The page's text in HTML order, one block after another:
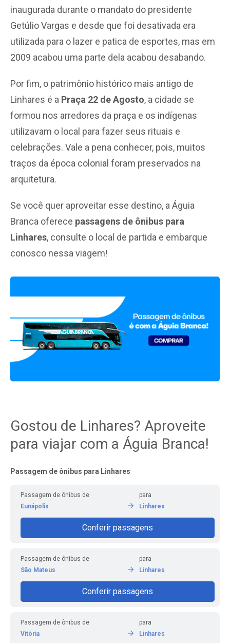
inaugurada durante o mandato do presidente
Getúlio Vargas e desde que foi desativada era
utilizada para o lazer e patica de esportes, mas em
2009 acabou uma parte dela acabou desabando.
Por fim, o patrimônio histórico mais antigo de
Linhares é a Praça 22 de Agosto, a cidade se
formou nos arredores da praça e os indígenas
utilizavam o local para fazer seus rituais e
celebrações. Vale a pena conhecer, pois, muitos
traços da época colonial foram preservados na
arquitetura.
Se você quer aproveitar esse destino, a Águia
Branca oferece passagens de ônibus para
Linhares, consulte o local de partida e embarque
conosco nessa viagem!
Gostou de Linhares? Aproveite
para viajar com a Águia Branca!
Passagem de ônibus para Linhares
Passagem de ônibus de
Eunápolis
para
Linhares
Conferir passagens
Passagem de ônibus de
São Mateus
para
Linhares
Conferir passagens
Passagem de ônibus de
Vitória
para
Linhares